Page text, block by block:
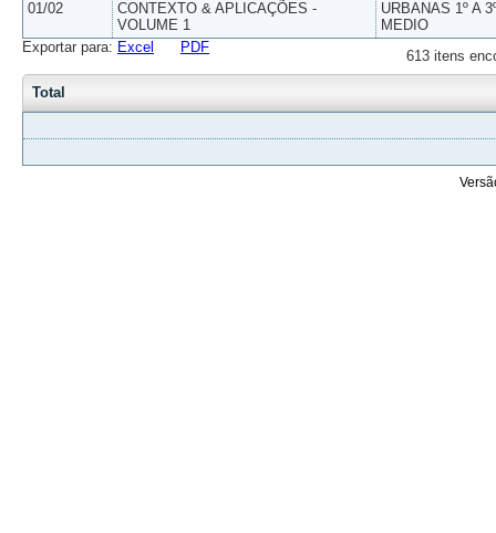
01/02
CONTEXTO & APLICAÇÕES -
VOLUME 1
URBANAS 1º A
MEDIO
613 itens
Exportar para: Excel PDF
Total